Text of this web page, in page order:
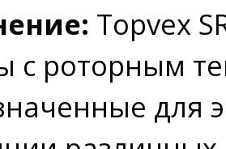
Topvex
с роторным
для